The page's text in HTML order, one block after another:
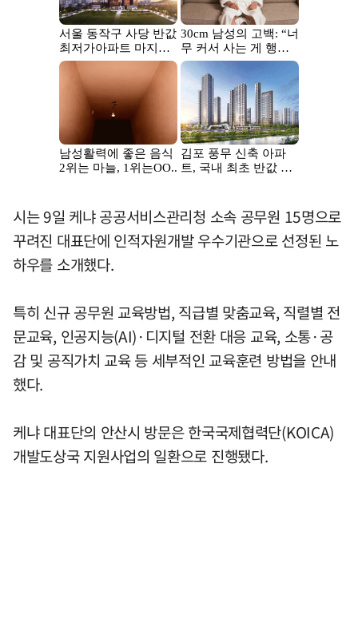
시는 9일 케냐 공공서비스관리청 소속 공무원 15명으로
꾸려진 대표단에 인적자원개발 우수기관으로 선정된 노
하우를 소개했다.
특히 신규 공무원 교육방법, 직급별 맞춤교육, 직렬별 전
문교육, 인공지능(AI)·디지털 전환 대응 교육, 소통·공
감 및 공직가치 교육 등 세부적인 교육훈련 방법을 안내
했다.
케냐 대표단의 안산시 방문은 한국국제협력단(KOICA)
개발도상국 지원사업의 일환으로 진행됐다.